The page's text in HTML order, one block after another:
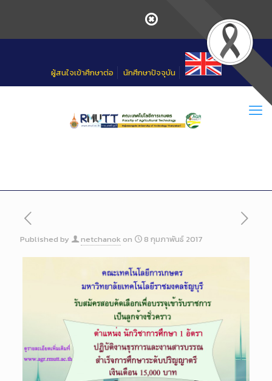
ผู้สนใจเข้าศึกษาต่อ นักศึกษาปัจจุบัน
Published by netchanok on 8 กุมภาพันธ์ 2017